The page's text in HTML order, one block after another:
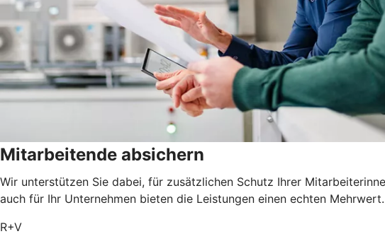
Mitarbeitende absichern
Wir unterstützen Sie dabei, für zusätzlichen Schutz Ihrer
auch für Ihr Unternehmen bieten die Leistungen einen echten Mehrwert.
R+V